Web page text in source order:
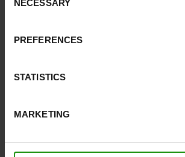
Selection
NECESSARY
PREFERENCES
STATISTICS
MARKETING
Pour les garder comme neuves